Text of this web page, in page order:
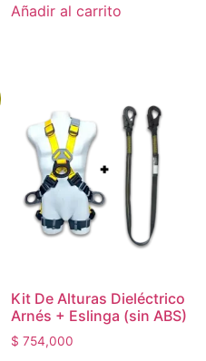
Añadir al carrito
Kit De Alturas Dieléctrico
Arnés + Eslinga (sin ABS)
$ 754,000